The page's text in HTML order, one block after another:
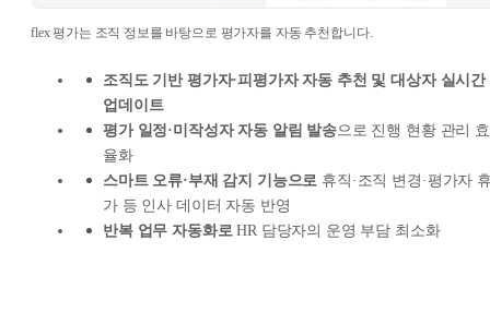
flex 평가는 조직 정보를 바탕으로 평가자를 자동 추천합니다.
조직도 기반 평가자·피평가자 자동 추천 및 대상자 실시간
업데이트
평가 일정·미작성자 자동 알림 발송으로 진행 현황 관리 효
율화
스마트 오류·부재 감지 기능으로 휴직·조직 변경·평가자
가 등 인사 데이터 자동 반영
반복 업무 자동화로 HR 담당자의 운영 부담 최소화